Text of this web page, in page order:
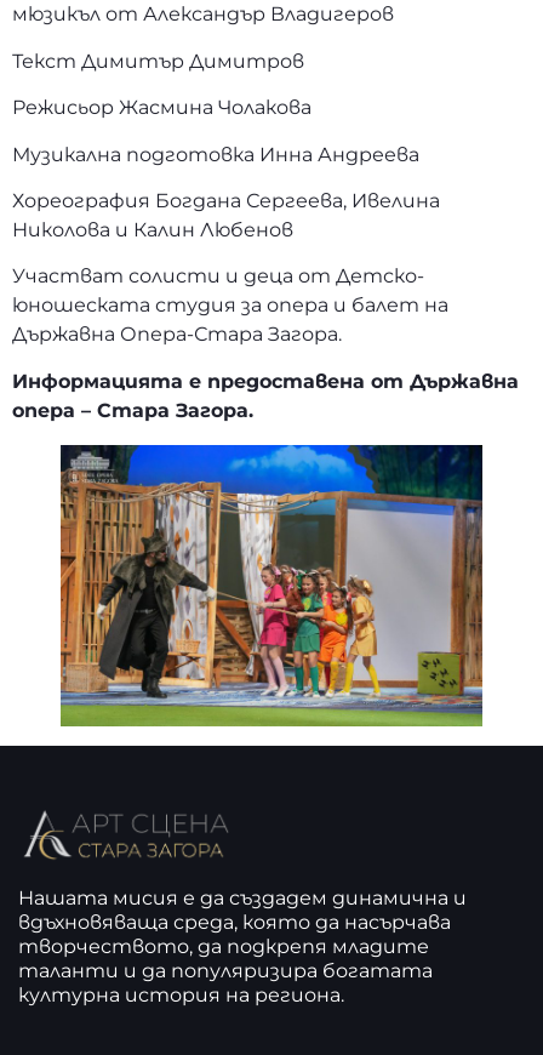
мюзикъл от Александър Владигеров
Текст Димитър Димитров
Режисьор Жасмина Чолакова
Музикална подготовка Инна Андреева
Хореография Богдана Сергеева, Ивелина
Николова и Калин Любенов
Участват солисти и деца от Детско-
юношеската студия за опера и балет на
Държавна Опера-Стара Загора.
Информацията е предоставена от Държавна
опера – Стара Загора.
Нашата мисия е да създадем динамична и
вдъхновяваща среда, която да насърчава
творчеството, да подкрепя младите
таланти и да популяризира богатата
културна история на региона.